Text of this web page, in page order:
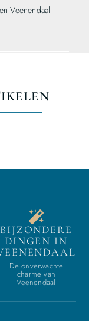
Veenendaal
BIJZONDERE
DINGEN IN
De onverwachte
charme van
Veenendaal